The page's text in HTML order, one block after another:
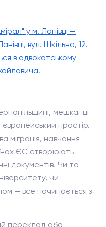
у м. Ланівці —
вул. Шкільна, 12.
в адвокатському
мешканці
європейський простір.
міграція, навчання
ЄС створюють
документів. Чи то
чи
— все починається з
переклад або